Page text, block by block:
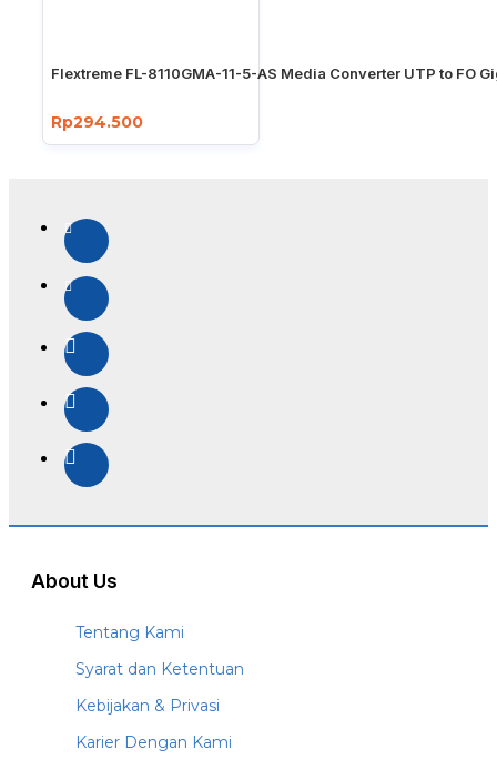
Flextreme FL-8110GMA-11-5-AS Media Converter UTP to FO
Rp294.500
About Us
Tentang Kami
Syarat dan Ketentuan
Kebijakan & Privasi
Karier Dengan Kami